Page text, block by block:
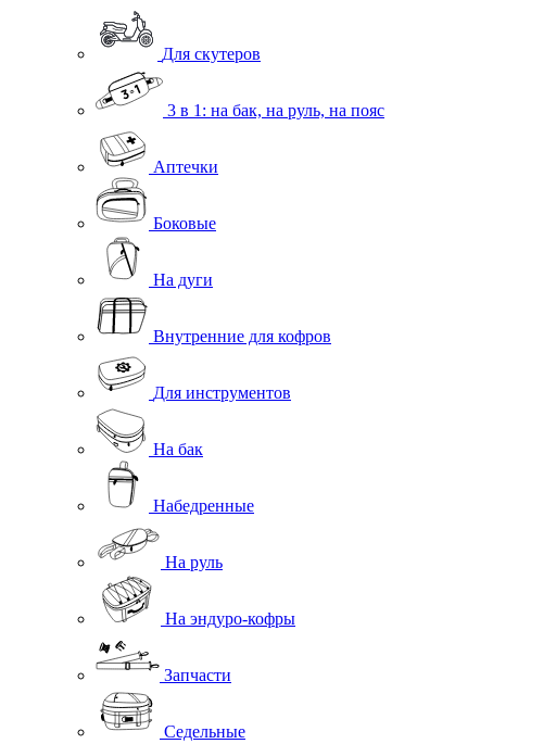
Для скутеров
3 в 1: на бак, на руль, на пояс
Аптечки
Боковые
На дуги
Внутренние для кофров
Для инструментов
На бак
Набедренные
На руль
На эндуро-кофры
Запчасти
Седельные